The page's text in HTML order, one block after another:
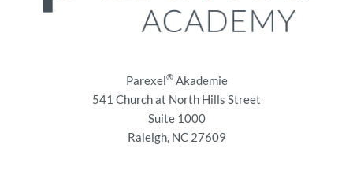
Parexel®Akademie
541 Church at North Hills Street
Suite 1000
Raleigh, NC 27609